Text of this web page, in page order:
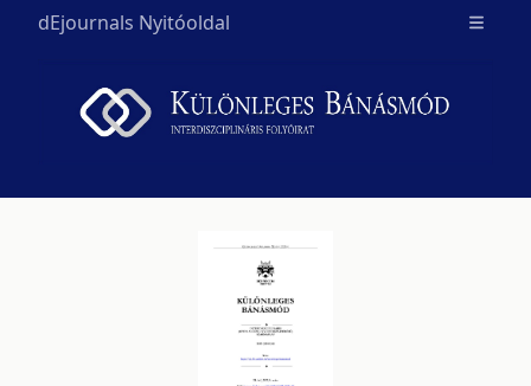
dEjournals Nyitóoldal Open